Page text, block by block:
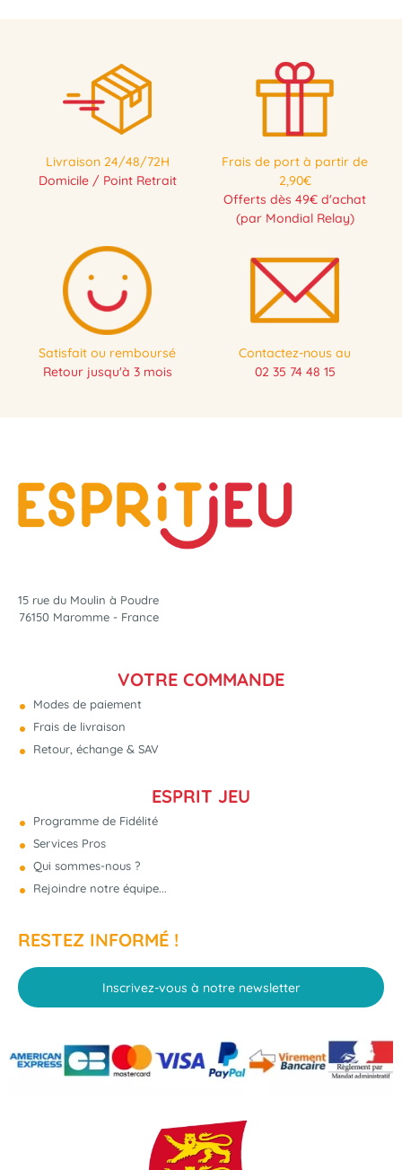
Livraison 24/48/72H
Domicile / Point Retrait
Frais de port à partir de
2,90€
Offerts dès 49€ d'achat
(par Mondial Relay)
Satisfait ou remboursé
Retour jusqu'à 3 mois
Contactez-nous au
02 35 74 48 15
15 rue du Moulin à Poudre
76150 Maromme - France
VOTRE COMMANDE
Modes de paiement
Frais de livraison
Retour, échange & SAV
ESPRIT JEU
Programme de Fidélité
Services Pros
Qui sommes-nous ?
Rejoindre notre équipe...
RESTEZ INFORMÉ !
Inscrivez-vous à notre newsletter